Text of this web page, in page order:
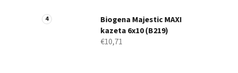
Biogena Majestic MAXI
kazeta 6x10 (B219)
€10,71